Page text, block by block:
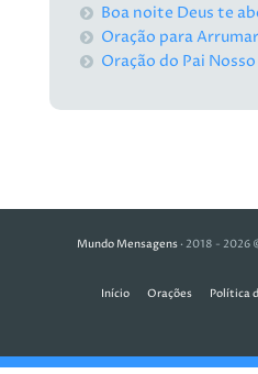
Boa noite Deus te
Oração para
Oração do Pai Nosso
Mundo Mensagens· 2018 - 2026
Início Orações Política